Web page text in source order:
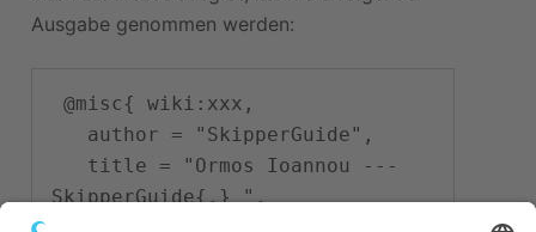
Ausgabe genommen werden:
SkipperGuide{,} ",